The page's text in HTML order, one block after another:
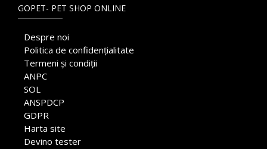
GOPET- PET SHOP ONLINE
Despre noi
Politica de confidențialitate
Termeni și condiții
ANPC
SOL
ANSPDCP
GDPR
Harta site
Devino tester